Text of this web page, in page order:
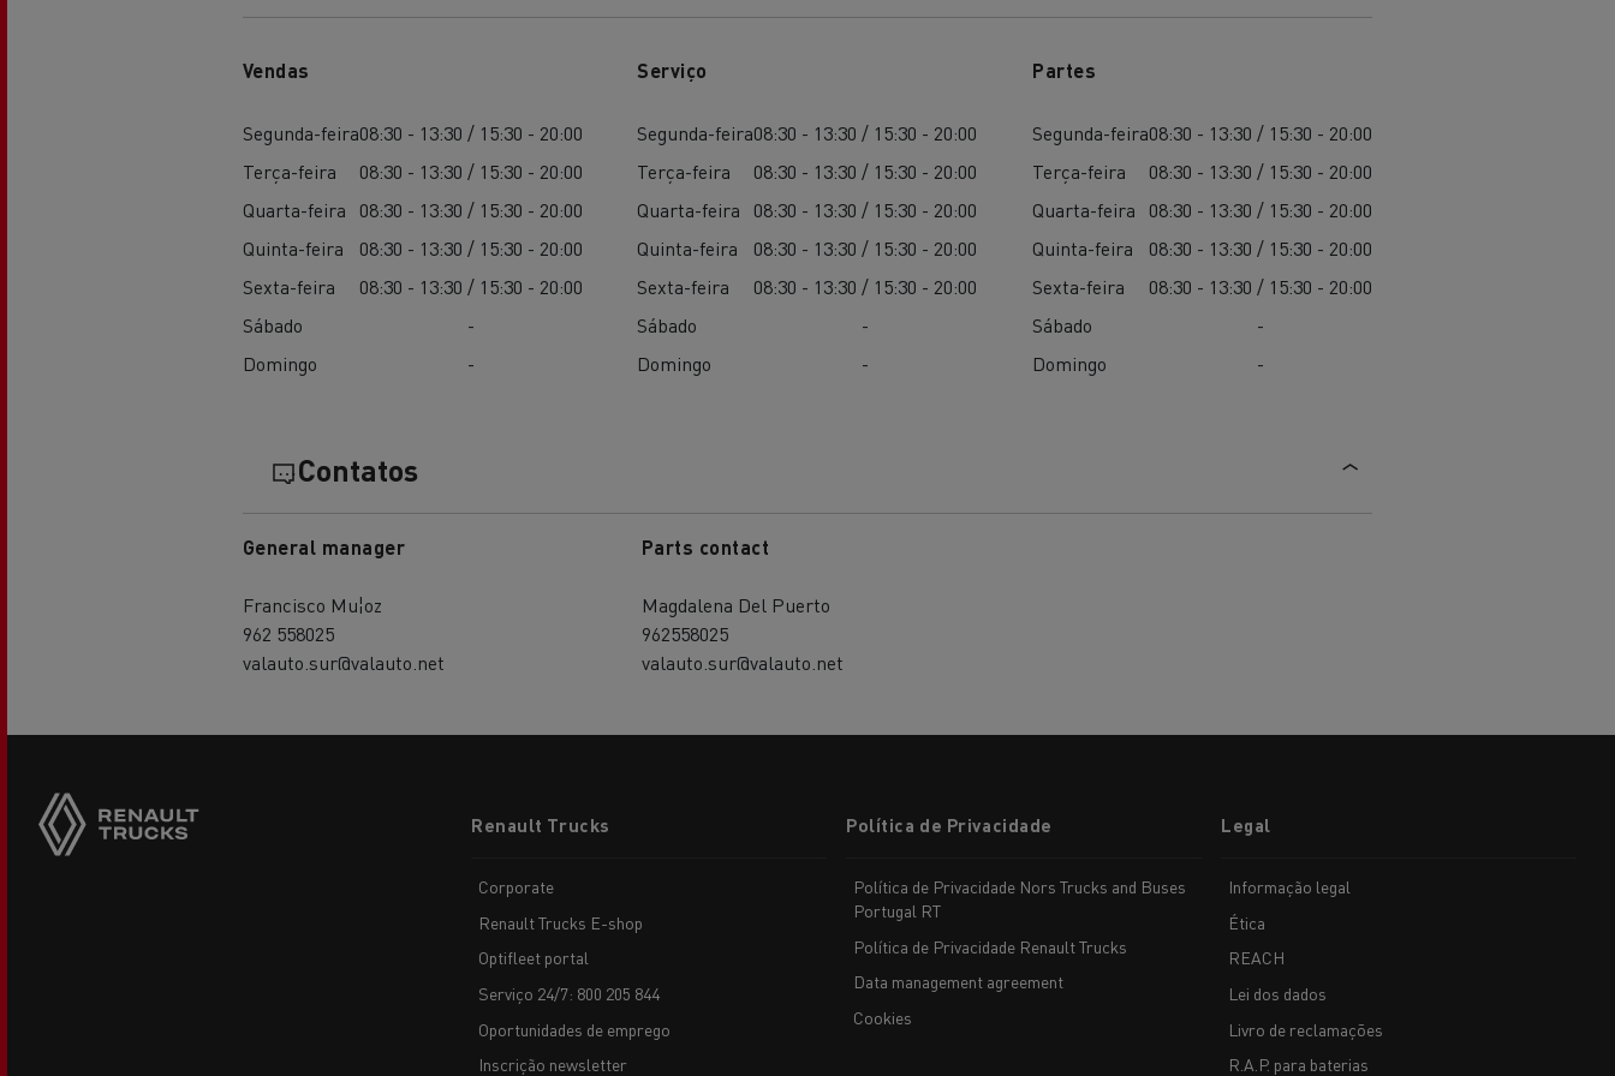
Transporte refrigerado Transporte de grupagem Transporte automóvel Transporte de mercadorias
Transporte em cisterna Transporte de madeira Veículos mineiros
Vendas
Segunda-feira08:30 - 13:30 / 15:30 - 20:00
Terça-feira
08:30 - 13:30 / 15:30 - 20:00
Quarta-feira
08:30 - 13:30 / 15:30 - 20:00
Quinta-feira
08:30 - 13:30 / 15:30 - 20:00
Sexta-feira
08:30 - 13:30 / 15:30 - 20:00
Sábado
-
Domingo
-
Serviço
Segunda-feira08:30 - 13:30 / 15:30 - 20:00
Terça-feira
08:30 - 13:30 / 15:30 - 20:00
Quarta-feira
08:30 - 13:30 / 15:30 - 20:00
Quinta-feira
08:30 - 13:30 / 15:30 - 20:00
Sexta-feira
08:30 - 13:30 / 15:30 - 20:00
Sábado
-
Domingo
-
Partes
Segunda-feira08:30 - 13:30 / 15:30 - 20:00
Terça-feira
08:30 - 13:30 / 15:30 - 20:00
Quarta-feira
08:30 - 13:30 / 15:30 - 20:00
Quinta-feira
08:30 - 13:30 / 15:30 - 20:00
Sexta-feira
08:30 - 13:30 / 15:30 - 20:00
Sábado
-
Domingo
-
Contatos
General manager
Francisco Mu¦oz
962 558025
valauto.sur@valauto.net
Parts contact
Magdalena Del Puerto
962558025
valauto.sur@valauto.net
menuRenault Trucks
Corporate
Renault Trucks E-shop
Optifleet portal
Serviço 24/7: 800 205 844
Oportunidades de emprego
Inscrição newsletter
Política de Privacidade
Política de Privacidade Nors Trucks and Buses
Portugal RT
Política de Privacidade Renault Trucks
Data management agreement
Cookies
Legal
Informação legal
Ética
REACH
Lei dos dados
Livro de reclamações
R.A.P. para baterias